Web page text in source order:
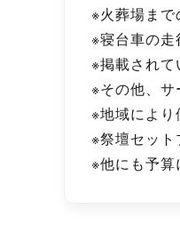
※火葬場まで
※寝台車の走
※掲載されて
※その他、サ
※地域により
※祭壇セット
※他にも予算